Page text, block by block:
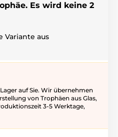
Es wird keine 2
Variante aus
auf Sie. Wir übernehmen
von Trophäen aus Glas,
3-5 ​​Werktage,